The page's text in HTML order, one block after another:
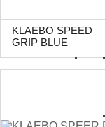
KLAEBO SPEED
GRIP BLUE